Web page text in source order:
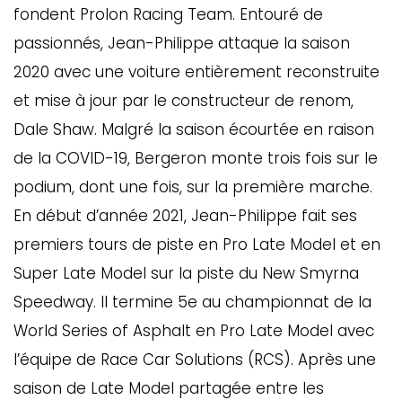
fondent Prolon Racing Team. Entouré de
passionnés, Jean-Philippe attaque la saison
2020 avec une voiture entièrement reconstruite
et mise à jour par le constructeur de renom,
Dale Shaw. Malgré la saison écourtée en raison
de la COVID-19, Bergeron monte trois fois sur le
podium, dont une fois, sur la première marche.
En début d’année 2021, Jean-Philippe fait ses
premiers tours de piste en Pro Late Model et en
Super Late Model sur la piste du New Smyrna
Speedway. Il termine 5e au championnat de la
World Series of Asphalt en Pro Late Model avec
l’équipe de Race Car Solutions (RCS). Après une
saison de Late Model partagée entre les